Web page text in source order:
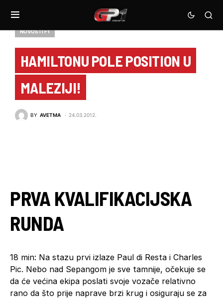
NOVOSTI F1
HAMILTONU POLE POSITION U
MALEZIJI!
BY AVETMA 24.03.2012.
PRVA KVALIFIKACIJSKA
RUNDA
18 min: Na stazu prvi izlaze Paul di Resta i Charles
Pic. Nebo nad Sepangom je sve tamnije, očekuje se
da će većina ekipa poslati svoje vozače relativno
rano da što prije naprave brzi krug i osiguraju se za